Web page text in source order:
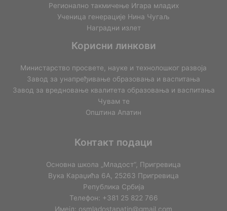
Регионално такмичењe Игара младих
Ученица генерације Нина Чугаљ
Наградни излет
Корисни линкови
Министарство просвете, науке и технолошког развоја
Завод за унапређивање образовања и васпитања
Завод за вредновање квалитета образовања и васпитања
Чувам те
Општина Апатин
Контакт подаци
Основна школа „Младост“, Пригревица
Вука Караџића 6А, 25263 Пригревица
Република Србија
Телефон: +381 25 822 766
Имејл: osmladostapatin@gmail.com